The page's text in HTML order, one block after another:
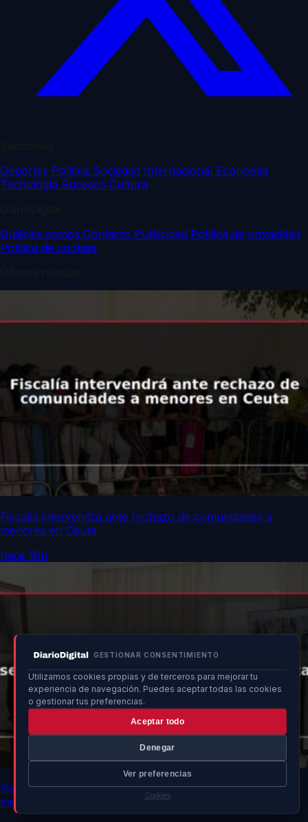
GESTIONAR CONSENTIMIENTO
Utilizamos cookies propias y de terceros para mejorar tu
experiencia de navegación. Puedes aceptar todas las cookies
o gestionar tus preferencias.
Aceptar todo
Denegar
Ver preferencias
Cookies
Deportes Política Sociedad Internacional Economía
Tecnología Sucesos Cultura
Quiénes somos Contacto Publicidad Política de privacidad
Política de cookies
Fiscalía intervendrá ante rechazo de comunidades a
menores en Ceuta
hace 10h
Sánchez discute estrategias para seguridad y ayuda
migratoria en Ceuta